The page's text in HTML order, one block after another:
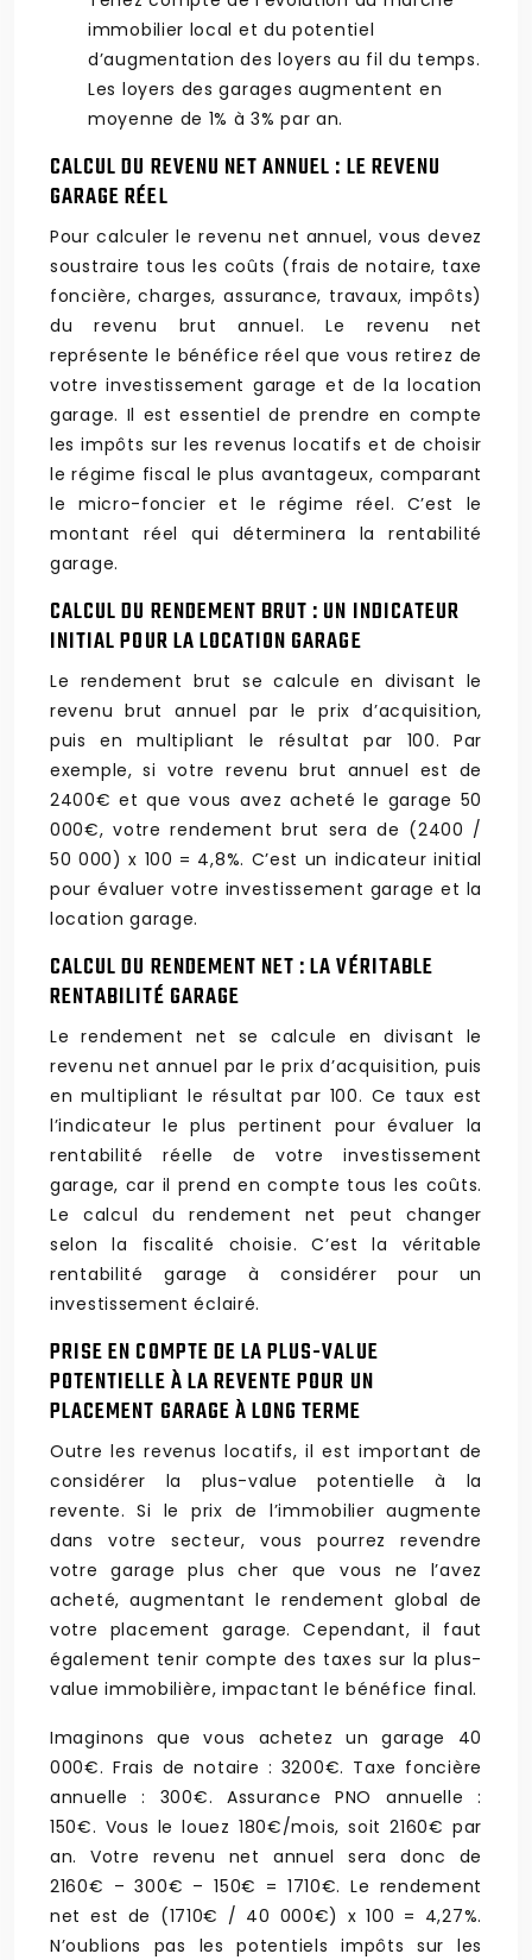
immobilier local et du potentiel
d’augmentation des loyers au fil du temps.
Les loyers des garages augmentent en
moyenne de 1% à 3% par an.
CALCUL DU REVENU NET ANNUEL : LE REVENU
GARAGE RÉEL
Pour calculer le revenu net annuel, vous devez
soustraire tous les coûts (frais de notaire, taxe
foncière, charges, assurance, travaux, impôts)
du revenu brut annuel. Le revenu net
représente le bénéfice réel que vous retirez de
votre investissement garage et de la location
garage. Il est essentiel de prendre en compte
les impôts sur les revenus locatifs et de choisir
le régime fiscal le plus avantageux, comparant
le micro-foncier et le régime réel. C’est le
montant réel qui déterminera la rentabilité
garage.
CALCUL DU RENDEMENT BRUT : UN INDICATEUR
INITIAL POUR LA LOCATION GARAGE
Le rendement brut se calcule en divisant le
revenu brut annuel par le prix d’acquisition,
puis en multipliant le résultat par 100. Par
exemple, si votre revenu brut annuel est de
2400€ et que vous avez acheté le garage 50
000€, votre rendement brut sera de (2400 /
50 000) x 100 = 4,8%. C’est un indicateur initial
pour évaluer votre investissement garage et la
location garage.
CALCUL DU RENDEMENT NET : LA VÉRITABLE
RENTABILITÉ GARAGE
Le rendement net se calcule en divisant le
revenu net annuel par le prix d’acquisition, puis
en multipliant le résultat par 100. Ce taux est
l’indicateur le plus pertinent pour évaluer la
rentabilité réelle de votre investissement
garage, car il prend en compte tous les coûts.
Le calcul du rendement net peut changer
selon la fiscalité choisie. C’est la véritable
rentabilité garage à considérer pour un
investissement éclairé.
PRISE EN COMPTE DE LA PLUS-VALUE
POTENTIELLE À LA REVENTE POUR UN
PLACEMENT GARAGE À LONG TERME
Outre les revenus locatifs, il est important de
considérer la plus-value potentielle à la
revente. Si le prix de l’immobilier augmente
dans votre secteur, vous pourrez revendre
votre garage plus cher que vous ne l’avez
acheté, augmentant le rendement global de
votre placement garage. Cependant, il faut
également tenir compte des taxes sur la plus-
value immobilière, impactant le bénéfice final.
Imaginons que vous achetez un garage 40
000€. Frais de notaire : 3200€. Taxe foncière
annuelle : 300€. Assurance PNO annuelle :
150€. Vous le louez 180€/mois, soit 2160€ par
an. Votre revenu net annuel sera donc de
2160€ – 300€ – 150€ = 1710€. Le rendement
net est de (1710€ / 40 000€) x 100 = 4,27%.
N’oublions pas les potentiels impôts sur les